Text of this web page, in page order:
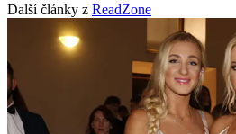
Další články z ReadZone